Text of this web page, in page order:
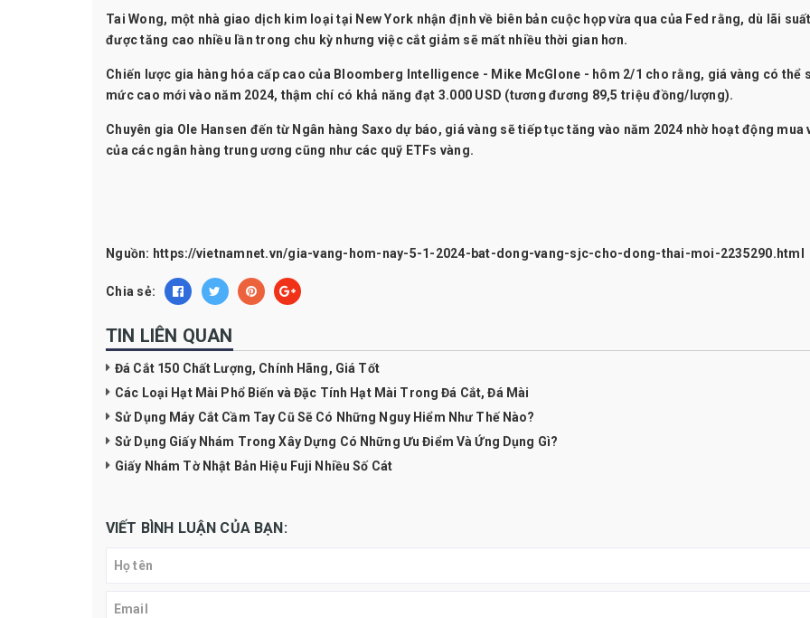
Tai Wong, một nhà giao dịch kim loại tại New York nhận định về biên bản cuộc họp vừa qua của Fed rằng, dù lãi
được tăng cao nhiều lần trong chu kỳ nhưng việc cắt giảm sẽ mất nhiều thời gian hơn.
Chiến lược gia hàng hóa cấp cao của Bloomberg Intelligence - Mike McGlone - hôm 2/1 cho rằng, giá vàng có thể
mức cao mới vào năm 2024, thậm chí có khả năng đạt 3.000 USD (tương đương 89,5 triệu đồng/lượng).
Chuyên gia Ole Hansen đến từ Ngân hàng Saxo dự báo, giá vàng sẽ tiếp tục tăng vào năm 2024 nhờ hoạt động mua
của các ngân hàng trung ương cũng như các quỹ ETFs vàng.
Nguồn: https://vietnamnet.vn/gia-vang-hom-nay-5-1-2024-bat-dong-vang-sjc-cho-dong-thai-moi-2235290.html
Chia sẻ:
TIN LIÊN QUAN
Đá Cắt 150 Chất Lượng, Chính Hãng, Giá Tốt
Các Loại Hạt Mài Phổ Biến và Đặc Tính Hạt Mài Trong Đá Cắt, Đá Mài
Sử Dụng Máy Cắt Cầm Tay Cũ Sẽ Có Những Nguy Hiểm Như Thế Nào?
Sử Dụng Giấy Nhám Trong Xây Dựng Có Những Ưu Điểm Và Ứng Dụng Gì?
Giấy Nhám Tờ Nhật Bản Hiệu Fuji Nhiều Số Cát
VIẾT BÌNH LUẬN CỦA BẠN: